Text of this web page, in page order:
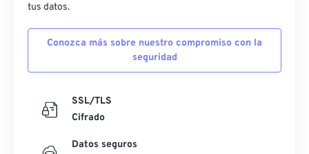
tus datos.
Conozca más sobre nuestro compromiso con la
seguridad
SSL/TLS
Cifrado
Datos seguros